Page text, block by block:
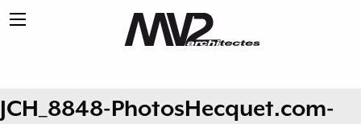
JCH_8848-PhotosHecquet.com-